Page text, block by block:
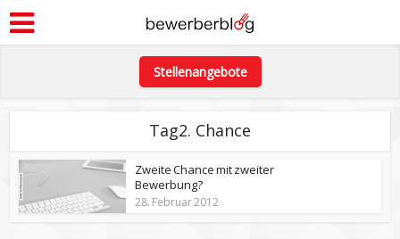
Stellenangebote
Tag2. Chance
Zweite Chance mit zweiter
Bewerbung?
28. Februar 2012